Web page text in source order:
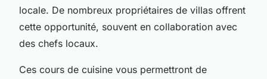
locale. De nombreux propriétaires de villas offrent
cette opportunité, souvent en collaboration avec
des chefs locaux.
Ces cours de cuisine vous permettront de